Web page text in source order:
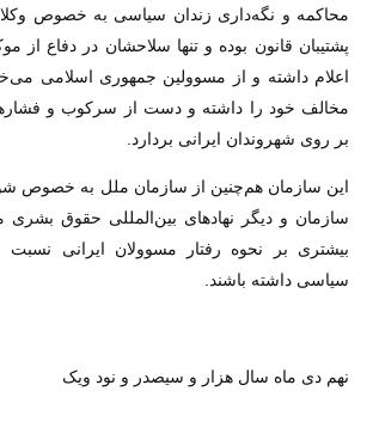
محاکمه و نگه‌داری زندان سیاسی به خصوص
پشتیبان قانون بوده و تنها سلاحشان در دفاع از
اعلام داشته و از مسوولین جمهوری اسلامی
مخالف خود را داشته و دست از سرکوب و
بر روی شهروندان ایرانی بردارد.
این سازمان هم‌چنین از سازمان ملل به خصوص
سازمان و دیگر نهادهای بین‌المللی حقوق
بیشتری بر نحوه رفتار مسوولان ایرانی نسبت
سیاسی داشته باشند.
نهم دی ماه سال هزار و سیصدر و نود ویک